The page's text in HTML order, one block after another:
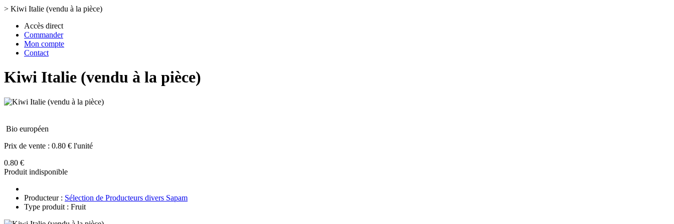
> Kiwi Italie (vendu à la pièce)
Accès direct
Commander
Mon compte
Contact
Kiwi Italie (vendu à la pièce)
Bio européen
Prix de vente : 0.80 € l'unité
0.80 €
Produit indisponible
Producteur : Sélection de Producteurs divers Sapam
Type produit : Fruit